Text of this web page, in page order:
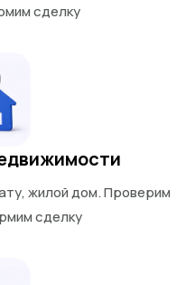
сделку
жилой дом. Проверим
сделку